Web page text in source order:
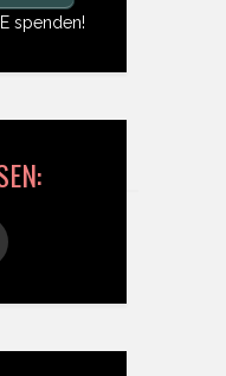
spenden!